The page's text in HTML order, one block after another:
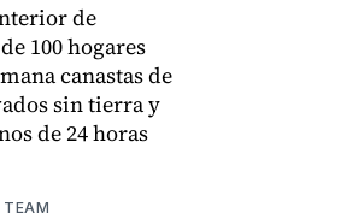
de
100 hogares
canastas de
sin tierra y
de 24 horas